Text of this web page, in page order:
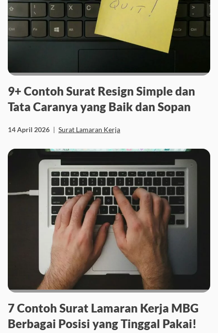
9+ Contoh Surat Resign Simple dan
Tata Caranya yang Baik dan Sopan
14 April 2026 | Surat Lamaran Kerja
7 Contoh Surat Lamaran Kerja MBG
Berbagai Posisi yang Tinggal Pakai!